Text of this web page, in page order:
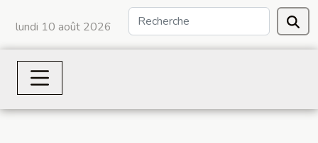
lundi 10 août 2026